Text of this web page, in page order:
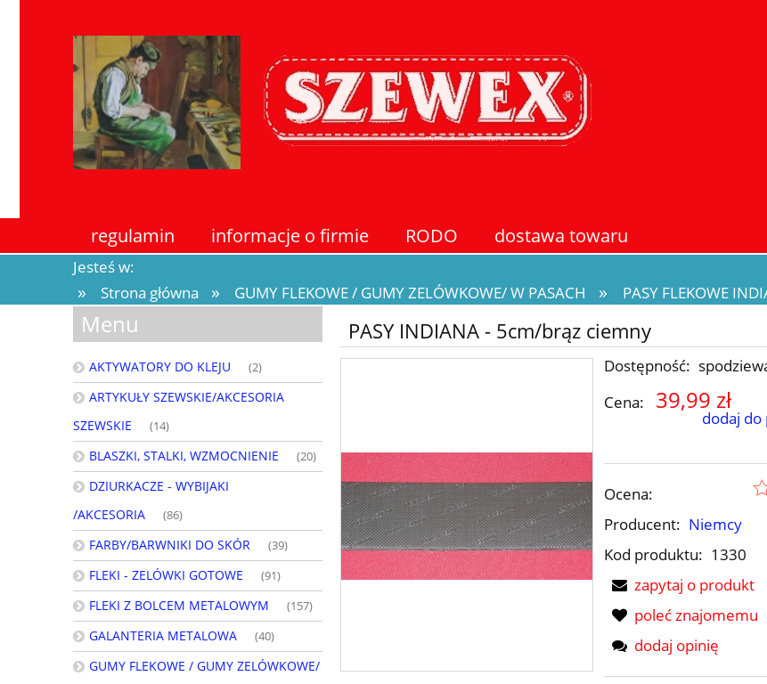
regulamin informacje o firmie RODO dostawa towaru
Jesteś w:
» Strona główna » GUMY FLEKOWE / GUMY ZELÓWKOWE/ W PASACH » PASY FLEKOWE
Menu
AKTYWATORY DO KLEJU (2)
ARTYKUŁY SZEWSKIE/AKCESORIA
SZEWSKIE
(14)
BLASZKI, STALKI, WZMOCNIENIE (20)
DZIURKACZE - WYBIJAKI
/AKCESORIA
(86)
FARBY/BARWNIKI DO SKÓR (39)
FLEKI - ZELÓWKI GOTOWE (91)
FLEKI Z BOLCEM METALOWYM (157)
GALANTERIA METALOWA (40)
GUMY FLEKOWE / GUMY ZELÓWKOWE/
PASY INDIANA - 5cm/brąz ciemny
Dostępność:
Cena:
39,99 zł
dodaj do
Ocena:
Producent: Niemcy
Kod produktu: 1330
zapytaj o produkt
poleć znajomemu
dodaj opinię
PASY INDIANA